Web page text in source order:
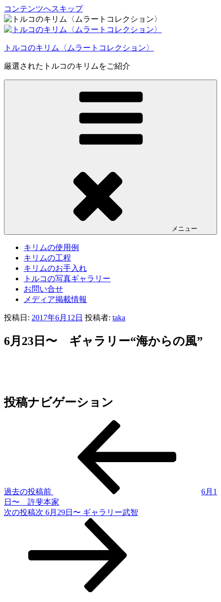
コンテンツへスキップ
トルコのキリム〈ムラートコレクション〉
厳選されたトルコのキリムをご紹介
メニュー
キリムの使用例
キリムの工程
キリムのお手入れ
トルコの写真ギャラリー
お問い合せ
メディア掲載情報
投稿日: 2017年6月12日 投稿者: taka
6月23日〜 ギャラリー“海からの風”
投稿ナビゲーション
過去の投稿前
6月1
日〜 許斐本家
次の投稿次 6月29日〜 ギャラリー武智